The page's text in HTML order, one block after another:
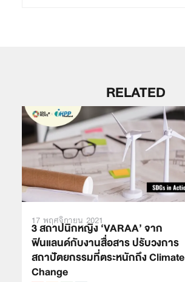
RELATED
17 พฤศจิกายน 2021
3 สถาปนิกหญิง ‘VARAA’ จาก
ฟินแลนด์กับงานสื่อสาร ปรับวงการ
สถาปัตยกรรมที่ตระหนักถึง Climate
Change